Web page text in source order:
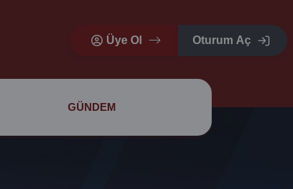
Üye Ol Oturum Aç
GÜNDEM